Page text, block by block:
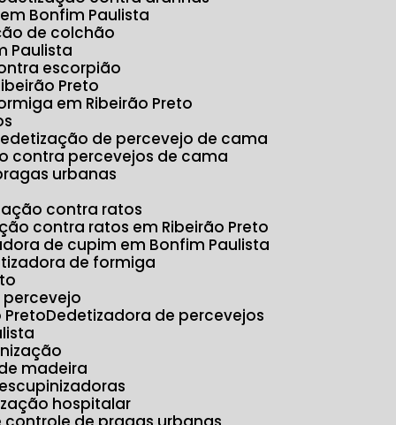
Bonfim Paulista
de colchão
Paulista
escorpião
Preto
em Ribeirão Preto
Dedetização de percevejo de cama
contra percevejos de cama
urbanas
contra ratos
contra ratos em Ribeirão Preto
de cupim em Bonfim Paulista
de formiga
percevejo
Preto Dedetizadora de percevejos
madeira
hospitalar